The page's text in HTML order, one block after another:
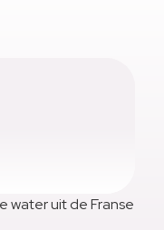
water uit de Franse